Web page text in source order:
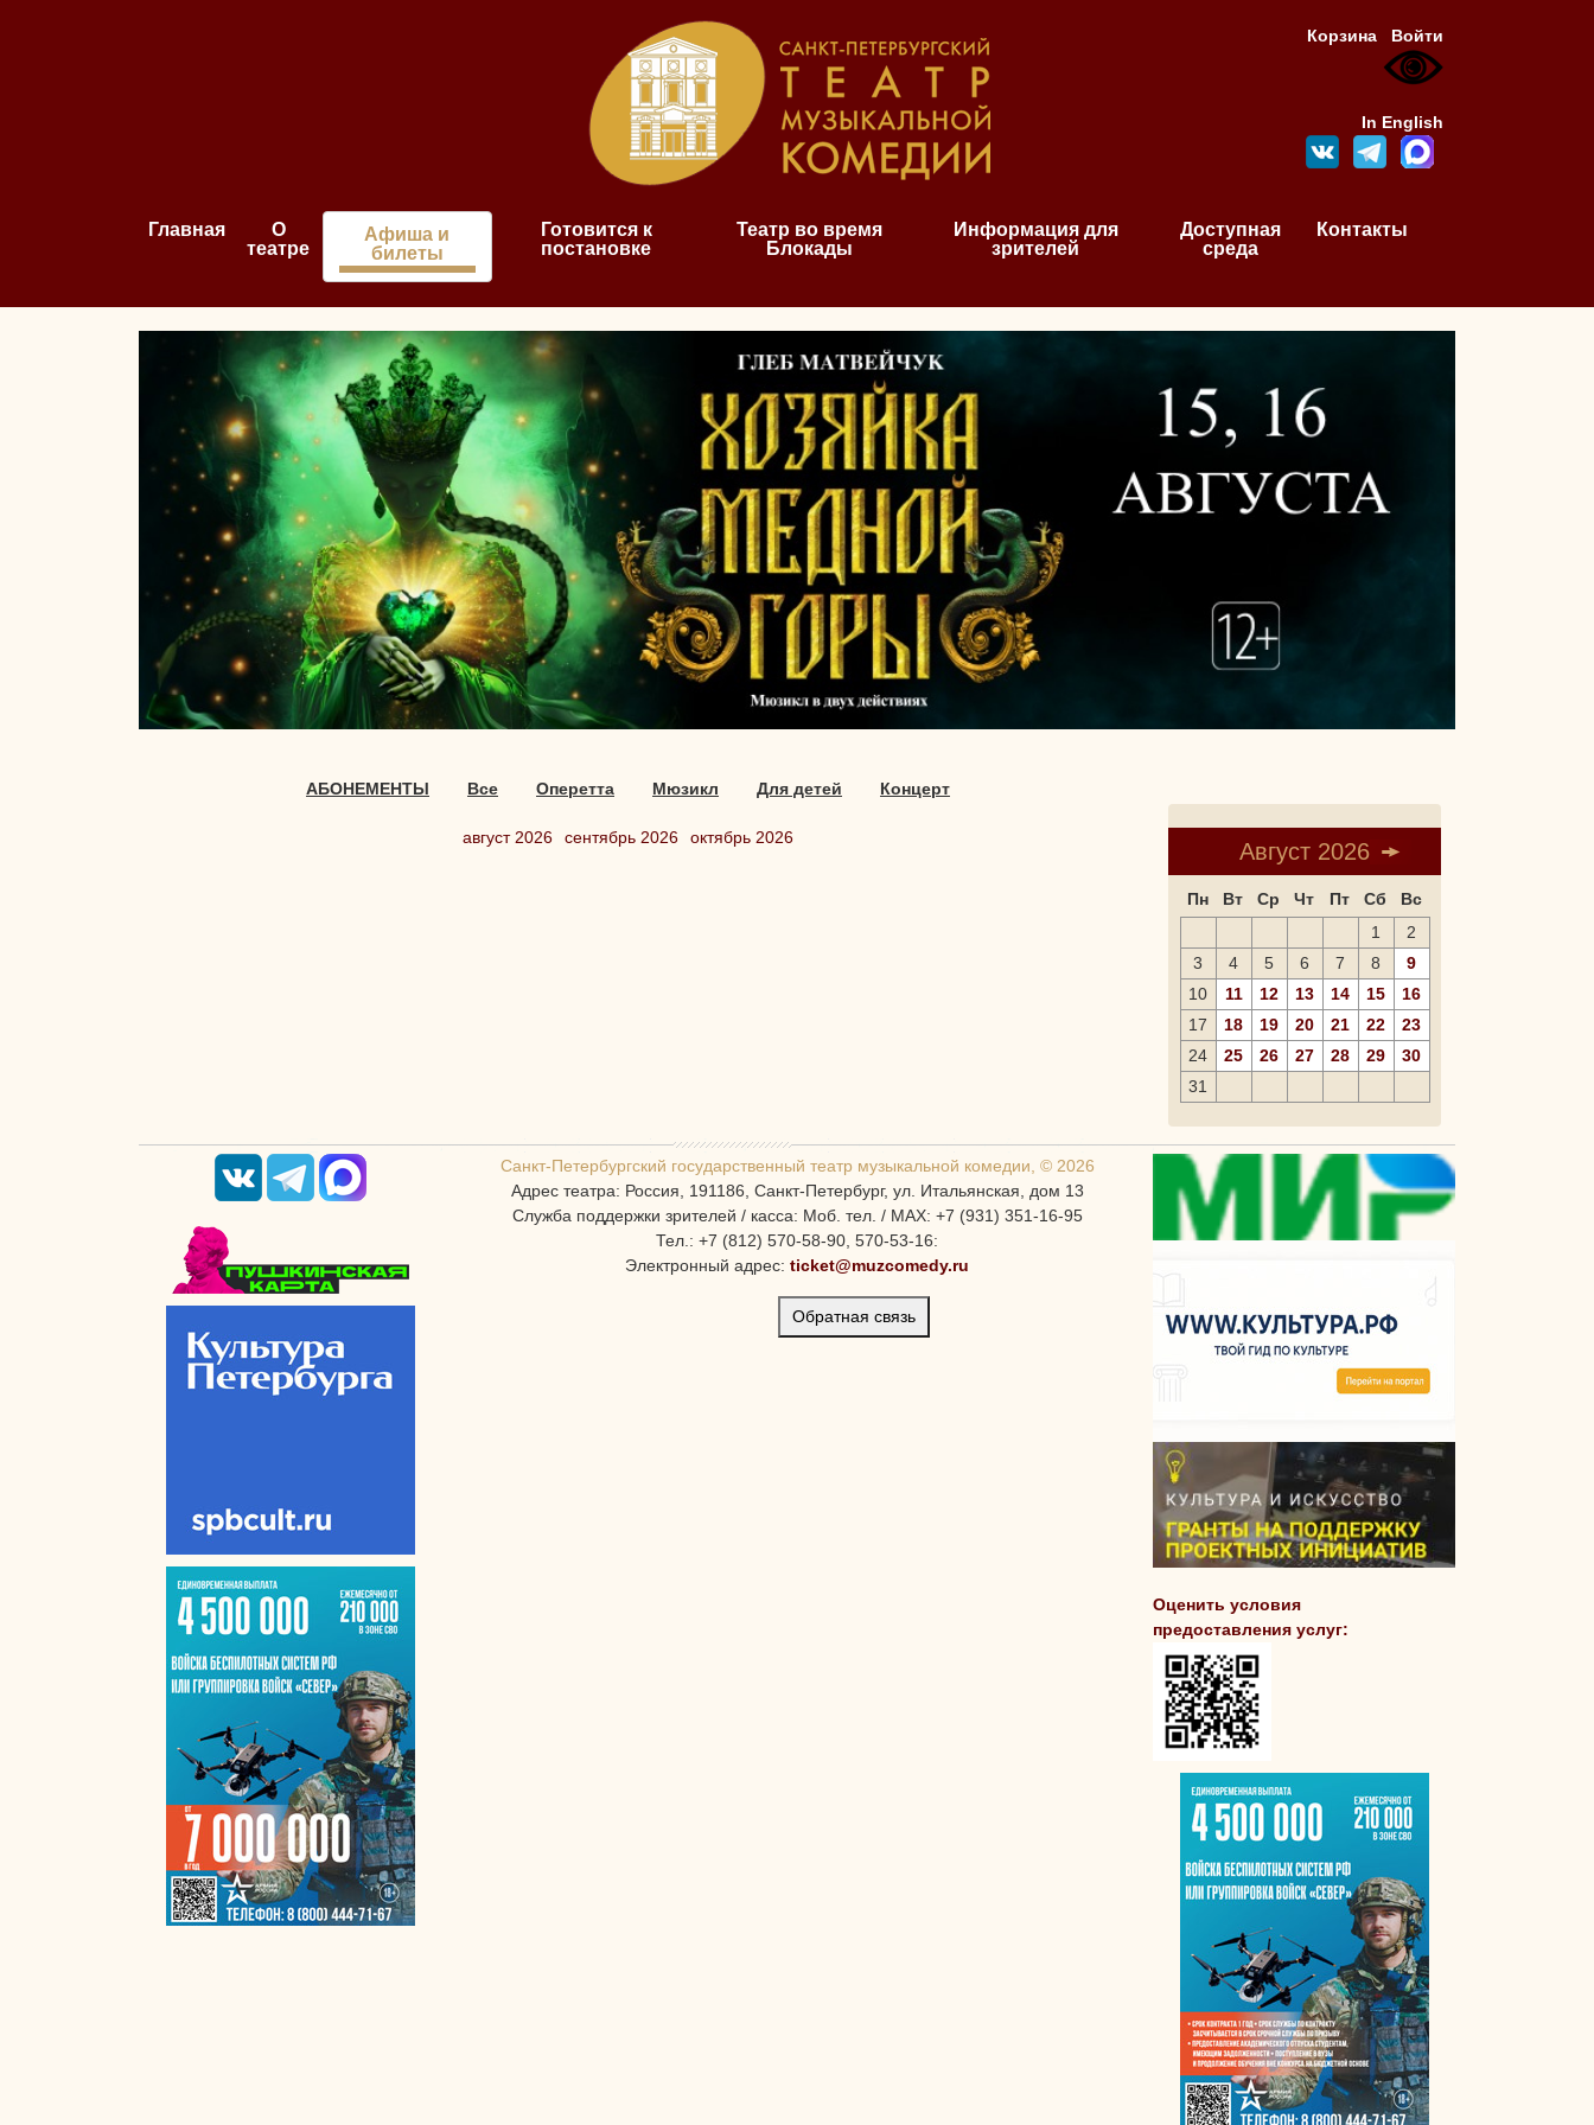
Корзина Войти
In English
Главная
О
театре
Афиша и
билеты
Готовится к
постановке
Театр во время
Блокады
Информация для
зрителей
Доступная
среда
Контакты
АБОНЕМЕНТЫ Все Оперетта Мюзикл Для детей Концерт
август 2026 сентябрь 2026 октябрь 2026
Август 2026
Пн Вт Ср Чт Пт Сб
Вс
1
2
3
4 5 6 7 8
9
10
11 12 13 14 15
16
17
18 19 20 21 22
23
24
25 26 27 28 29
30
31
Санкт-Петербургcкий государственный театр музыкальной комедии, © 2026
Адрес театра: Россия, 191186, Санкт-Петербург, ул. Итальянская, дом 13
Служба поддержки зрителей / касса: Моб. тел. / MAX: +7 (931) 351-16-95
Тел.: +7 (812) 570-58-90, 570-53-16:
Электронный адрес: ticket@muzcomedy.ru
Обратная связь
Оценить условия
предоставления услуг: